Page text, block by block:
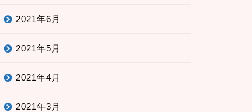
2021年6月
2021年5月
2021年4月
2021年3月